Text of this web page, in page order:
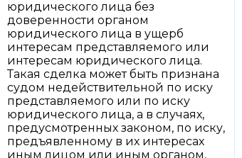
юридического лица без
доверенности органом
юридического лица в ущерб
интересам представляемого или
интересам юридического лица.
Такая сделка может быть признана
судом недействительной по иску
представляемого или по иску
юридического лица, а в случаях,
предусмотренных законом, по иску,
предъявленному в их интересах
иным лицом или иным органом,